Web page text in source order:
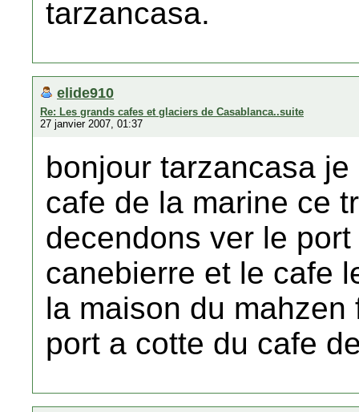
tarzancasa.
elide910
Re: Les grands cafes et glaciers de Casablanca..suite
27 janvier 2007, 01:37
bonjour tarzancasa
cafe de la marine ce
decendons ver le
canebierre et le cafe
la maison du
port a cotte du cafe